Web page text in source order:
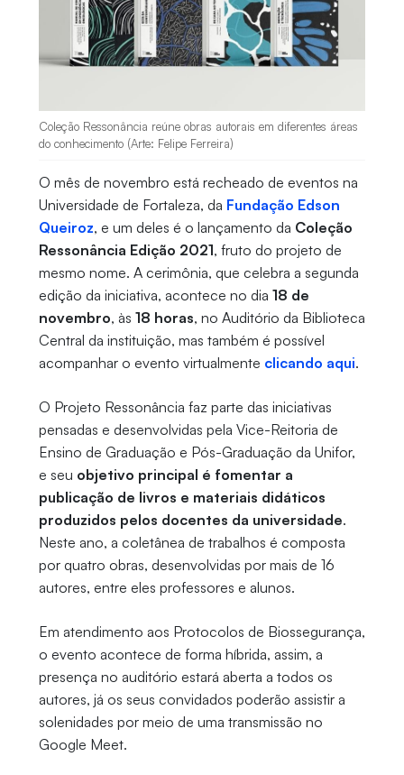
Coleção Ressonância reúne obras autorais em diferentes áreas
do conhecimento (Arte: Felipe Ferreira)
O mês de novembro está recheado de eventos na
Universidade de Fortaleza, da Fundação Edson
Queiroz, e um deles é o lançamento da Coleção
Ressonância Edição 2021, fruto do projeto de
mesmo nome. A cerimônia, que celebra a segunda
edição da iniciativa, acontece no dia 18 de
novembro, às 18 horas, no Auditório da Biblioteca
Central da instituição, mas também é possível
acompanhar o evento virtualmente clicando aqui.
O Projeto Ressonância faz parte das iniciativas
pensadas e desenvolvidas pela Vice-Reitoria de
Ensino de Graduação e Pós-Graduação da Unifor,
e seu objetivo principal é fomentar a
publicação de livros e materiais didáticos
produzidos pelos docentes da universidade.
Neste ano, a coletânea de trabalhos é composta
por quatro obras, desenvolvidas por mais de 16
autores, entre eles professores e alunos.
Em atendimento aos Protocolos de Biossegurança,
o evento acontece de forma híbrida, assim, a
presença no auditório estará aberta a todos os
autores, já os seus convidados poderão assistir a
solenidades por meio de uma transmissão no
Google Meet.